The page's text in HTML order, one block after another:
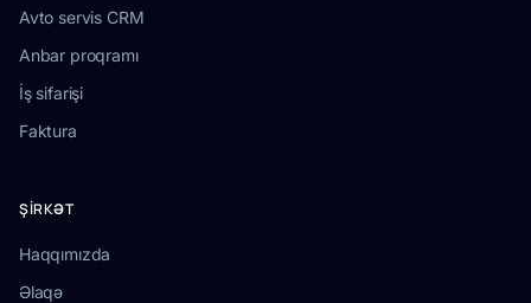
Avto servis CRM
Anbar proqramı
İş sifarişi
Faktura
ŞIRKƏT
Haqqımızda
Əlaqə